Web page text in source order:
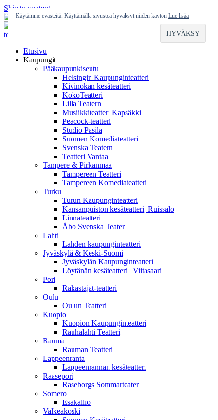
Skip to content
Etusivu
Kaupungit
Pääkaupunkiseutu
Helsingin Kaupunginteatteri
Kivinokan kesäteatteri
KokoTeatteri
Lilla Teatern
Musiikkiteatteri Kapsäkki
Peacock-teatteri
Studio Pasila
Suomen Komediateatteri
Svenska Teatern
Teatteri Vantaa
Tampere & Pirkanmaa
Tampereen Teatteri
Tampereen Komediateatteri
Turku
Turun Kaupunginteatteri
Kansanpuiston kesäteatteri, Ruissalo
Linnateatteri
Åbo Svenska Teater
Lahti
Lahden kaupunginteatteri
Jyväskylä & Keski-Suomi
Jyväskylän Kaupunginteatteri
Löytänän kesäteatteri | Viitasaari
Pori
Rakastajat-teatteri
Oulu
Oulun Teatteri
Kuopio
Kuopion Kaupunginteatteri
Rauhalahti Teatteri
Rauma
Rauman Teatteri
Lappeenranta
Lappeenrannan kesäteatteri
Raasepori
Raseborgs Sommarteater
Somero
Esakallio
Valkeakoski
Käytämme evästeitä. Käyttämällä sivustoa hyväksyt niiden käytön Lue lisää